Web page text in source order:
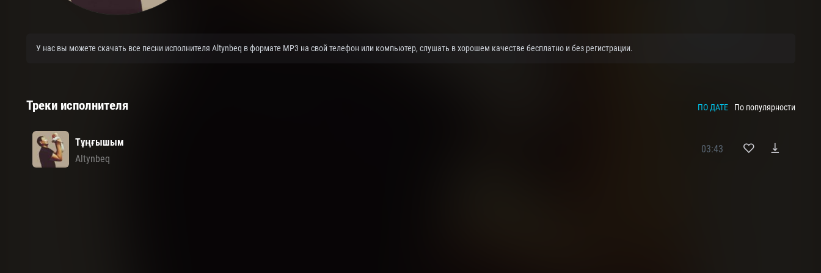
У нас вы можете скачать все песни исполнителя Altynbeq в формате MP3 на свой телефон или компьютер, слушать в хорошем качестве бесплатно и без регистрации.
Треки исполнителя ПО ДАТЕ По популярности
Тұңғышым
Altynbeq
03:43